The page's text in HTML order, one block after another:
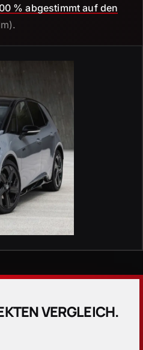
% abgestimmt auf den
VERGLEICH.